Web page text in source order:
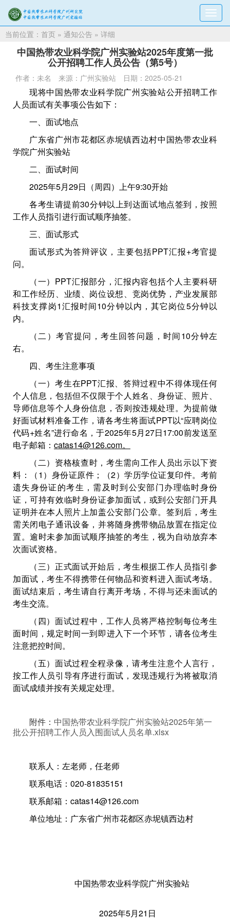
切
换
航
当前位置： 首页 » 通知公告 » 详细
中国热带农业科学院广州实验站2025年度第一批
公开招聘工作人员公告（第5号）
作者：未名 来源：广州实验站 日期：2025-05-21
现将中国热带农业科学院广州实验站公开招聘工作
人员面试有关事项公告如下：
一、面试地点
广东省广州市花都区赤坭镇西边村中国热带农业科
学院广州实验站
二、面试时间
2025年5月29日（周四）上午9:30开始
各考生请提前30分钟以上到达面试地点签到，按照
工作人员指引进行面试顺序抽签。
三、面试形式
面试形式为答辩评议，主要包括PPT汇报+考官提
问。
（一）PPT汇报部分，汇报内容包括个人主要科研
和工作经历、业绩、岗位设想、竞岗优势，产业发展部
科技支撑岗1汇报时间10分钟以内，其它岗位5分钟以
内。
（二）考官提问，考生回答问题，时间10分钟左
右。
四、考生注意事项
（一）考生在PPT汇报、答辩过程中不得体现任何
个人信息，包括但不仅限于个人姓名、身份证、照片、
导师信息等个人身份信息，否则按违规处理。为提前做
好面试材料准备工作，请各考生将面试PPT以“应聘岗位
代码+姓名”进行命名，于2025年5月27日17:00前发送至
电子邮箱： catas14@126.com。
（二）资格核查时，考生需向工作人员出示以下资
料：（1）身份证原件；（2）学历学位证复印件。考前
遗失身份证的考生，需及时到公安部门办理临时身份
证，可持有效临时身份证参加面试，或到公安部门开具
证明并在本人照片上加盖公安部门公章。签到后，考生
需关闭电子通讯设备，并将随身携带物品放置在指定位
置。逾时未参加面试顺序抽签的考生，视为自动放弃本
次面试资格。
（三）正式面试开始后，考生根据工作人员指引参
加面试，考生不得携带任何物品和资料进入面试考场。
面试结束后，考生请自行离开考场，不得与还未面试的
考生交流。
（四）面试过程中，工作人员将严格控制每位考生
面时间，规定时间一到即进入下一个环节，请各位考生
注意把控时间。
（五）面试过程全程录像，请考生注意个人言行，
按工作人员引导有序进行面试，发现违规行为将被取消
面试成绩并按有关规定处理。
附件： 中国热带农业科学院广州实验站2025年第一
批公开招聘工作人员入围面试人员名单.xlsx
联系人：左老师，任老师
联系电话：020-81835151
联系邮箱：catas14@126.com
单位地址：广东省广州市花都区赤坭镇西边村
中国热带农业科学院广州实验站
2025年5月21日